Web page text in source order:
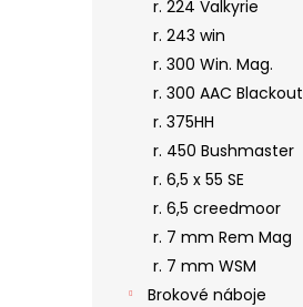
r. 224 Valkyrie
r. 243 win
r. 300 Win. Mag.
r. 300 AAC Blackout
r. 375HH
r. 450 Bushmaster
r. 6,5 x 55 SE
r. 6,5 creedmoor
r. 7 mm Rem Mag
r. 7 mm WSM
Brokové náboje